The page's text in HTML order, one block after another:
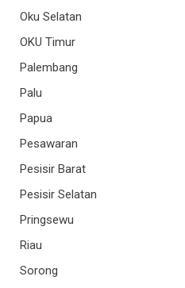
Oku Selatan
OKU Timur
Palembang
Palu
Papua
Pesawaran
Pesisir Barat
Pesisir Selatan
Pringsewu
Riau
Sorong